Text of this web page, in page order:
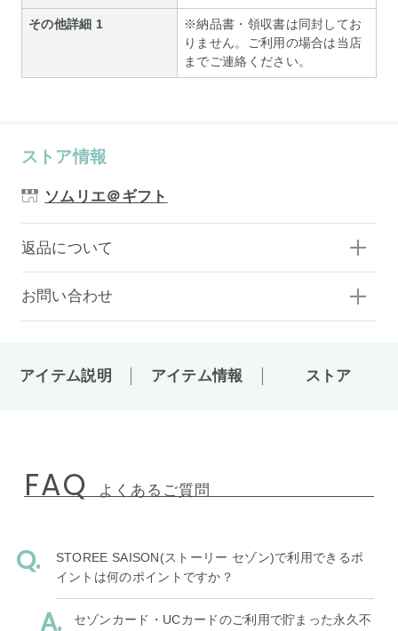
その他詳細 1
※納品書・領収書は同封してお
りません。ご利用の場合は当店
までご連絡ください。
ストア情報
ソムリエ＠ギフト
返品について
お問い合わせ
アイテム説明 アイテム情報 ストア
FAQ よくあるご質問
STOREE SAISON(ストーリー セゾン)で利用できるポ
イントは何のポイントですか？
セゾンカード・UCカードのご利用で貯まった永久不